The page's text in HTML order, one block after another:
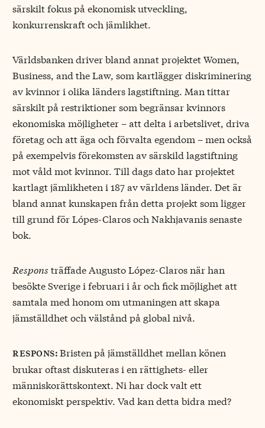
särskilt fokus på ekonomisk utveckling,
konkurrenskraft och jämlikhet.
Världsbanken driver bland annat projektet Women,
Business, and the Law, som kartlägger diskriminering
av kvinnor i olika länders lagstiftning. Man tittar
särskilt på restriktioner som begränsar kvinnors
ekonomiska möjligheter – att delta i arbetslivet, driva
företag och att äga och förvalta egendom – men också
på exempelvis förekomsten av särskild lagstiftning
mot våld mot kvinnor. Till dags dato har projektet
kartlagt jämlikheten i 187 av världens länder. Det är
bland annat kunskapen från detta projekt som ligger
till grund för Lópes-Claros och Nakhjavanis senaste
bok.
Respons träffade Augusto López-Claros när han
besökte Sverige i februari i år och fick möjlighet att
samtala med honom om utmaningen att skapa
jämställdhet och välstånd på global nivå.
respons:Bristen på jämställdhet mellan könen
brukar oftast diskuteras i en rättighets- eller
människorättskontext. Ni har dock valt ett
ekonomiskt perspektiv. Vad kan detta bidra med?